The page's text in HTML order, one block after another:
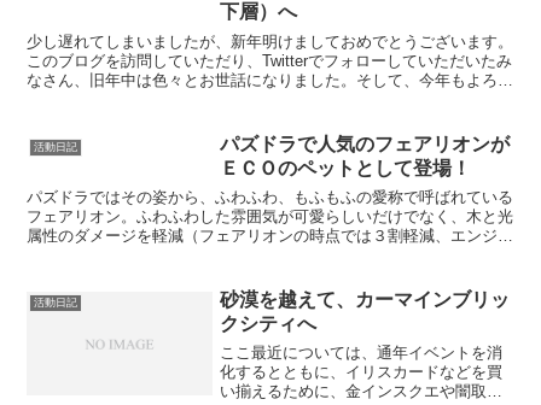
下層）へ
少し遅れてしまいましたが、新年明けましておめでとうございます。
このブログを訪問していただり、Twitterでフォローしていただいたみ
なさん、旧年中は色々とお世話になりました。そして、今年もよろし
活動日記
パズドラで人気のフェアリオンが
ＥＣＯのペットとして登場！
パズドラではその姿から、ふわふわ、もふもふの愛称で呼ばれている
フェアリオン。ふわふわした雰囲気が可愛らしいだけでなく、木と光
属性のダメージを軽減（フェアリオンの時点では３割軽減、エンジェ
活動日記
砂漠を越えて、カーマインブリッ
クシティへ
ここ最近については、通年イベントを消
化するとともに、イリスカードなどを買
い揃えるために、金インスクエや闇取引